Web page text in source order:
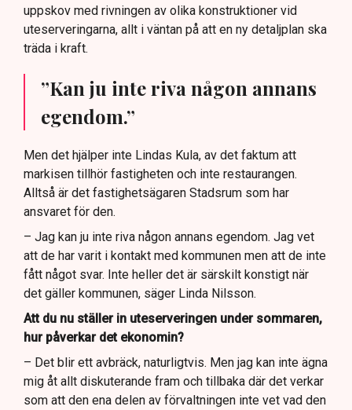
uppskov med rivningen av olika konstruktioner vid
uteserveringarna, allt i väntan på att en ny detaljplan ska
träda i kraft.
”Kan ju inte riva någon annans
egendom.”
Men det hjälper inte Lindas Kula, av det faktum att
markisen tillhör fastigheten och inte restaurangen.
Alltså är det fastighetsägaren Stadsrum som har
ansvaret för den.
– Jag kan ju inte riva någon annans egendom. Jag vet
att de har varit i kontakt med kommunen men att de inte
fått något svar. Inte heller det är särskilt konstigt när
det gäller kommunen, säger Linda Nilsson.
Att du nu ställer in uteserveringen under sommaren,
hur påverkar det ekonomin?
– Det blir ett avbräck, naturligtvis. Men jag kan inte ägna
mig åt allt diskuterande fram och tillbaka där det verkar
som att den ena delen av förvaltningen inte vet vad den